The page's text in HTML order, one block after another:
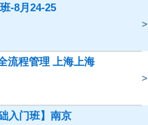
-8月24-25
>
流程管理 上海上海
>
入门班】南京